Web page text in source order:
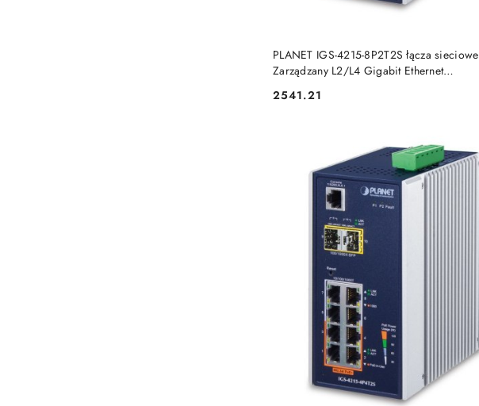
PLANET IGS-4215-8P2T2S łącza sieciowe
Zarządzany L2/L4 Gigabit Ethernet
Planet
Cena:
2541.21
DO KOSZYKA